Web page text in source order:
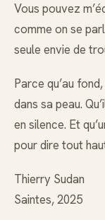
Vous pouvez
comme on se
seule envie de
Parce qu’au
dans sa peau.
en silence. Et
pour dire tout
Thierry Sudan
Saintes, 2025